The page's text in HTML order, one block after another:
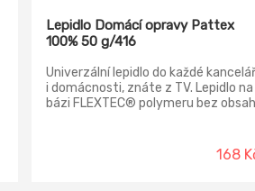
Lepidlo Domácí opravy Pattex
100% 50 g/416
Univerzální lepidlo do každé
i domácnosti, znáte z TV. Lepidlo na
bázi FLEXTEC® polymeru bez
mimořádně pevný, transparentní,
pružný, odolává vodě, otřesům, UV
168